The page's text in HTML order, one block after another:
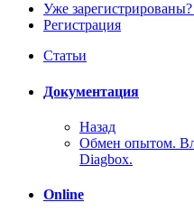
Уже
Регистрация
Статьи
Документация
Назад
Обмен опытом.
Diagbox.
Online